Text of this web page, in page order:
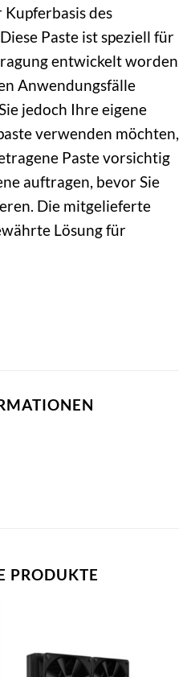
des
Paste ist speziell für
entwickelt worden
Anwendungsfälle
jedoch Ihre eigene
verwenden möchten,
Paste vorsichtig
auftragen, bevor Sie
Die mitgelieferte
Lösung für
PRODUKTE